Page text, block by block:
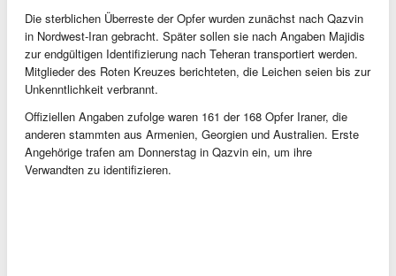
Die sterblichen Überreste der Opfer wurden zunächst nach Qazvin
in Nordwest-Iran gebracht. Später sollen sie nach Angaben Majidis
zur endgültigen Identifizierung nach Teheran transportiert werden.
Mitglieder des Roten Kreuzes berichteten, die Leichen seien bis zur
Unkenntlichkeit verbrannt.
Offiziellen Angaben zufolge waren 161 der 168 Opfer Iraner, die
anderen stammten aus Armenien, Georgien und Australien. Erste
Angehörige trafen am Donnerstag in Qazvin ein, um ihre
Verwandten zu identifizieren.